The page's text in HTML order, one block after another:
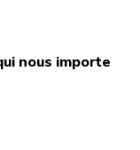
nous importe